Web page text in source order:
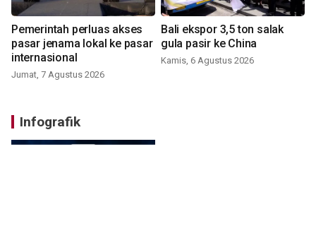
Pemerintah perluas akses
pasar jenama lokal ke pasar
internasional
Jumat, 7 Agustus 2026
Bali ekspor 3,5 ton salak
gula pasir ke China
Kamis, 6 Agustus 2026
Infografik